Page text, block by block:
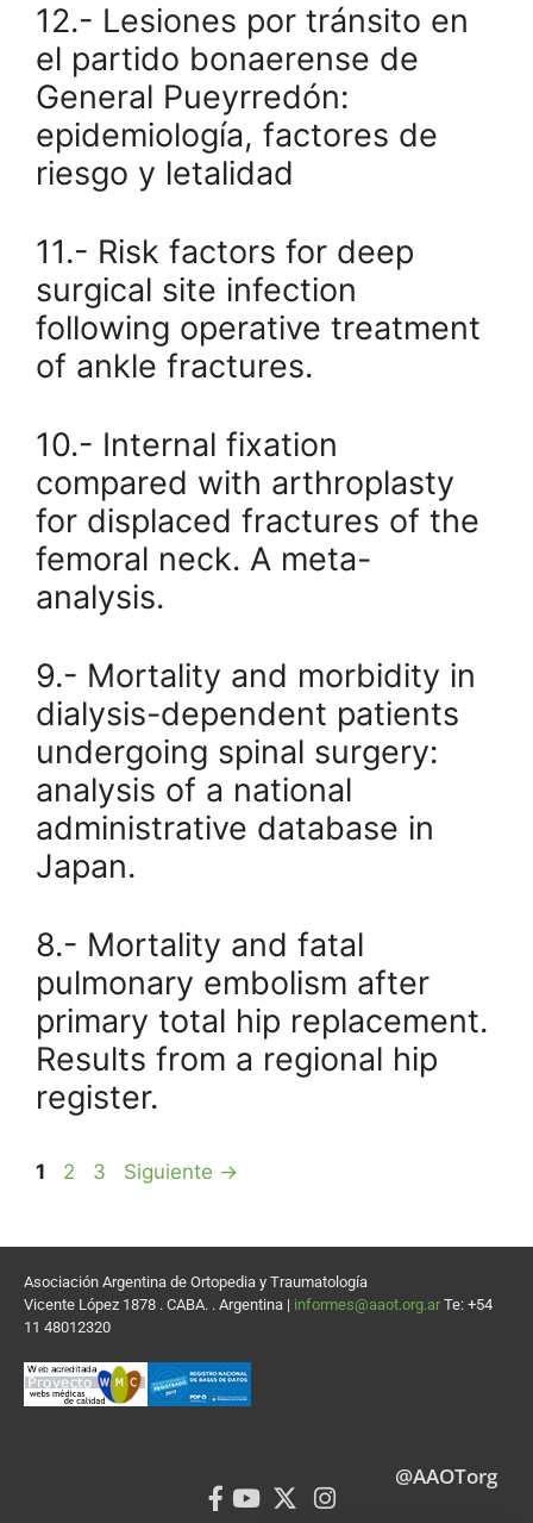
12.- Lesiones por tránsito en
el partido bonaerense de
General Pueyrredón:
epidemiología, factores de
riesgo y letalidad
11.- Risk factors for deep
surgical site infection
following operative treatment
of ankle fractures.
10.- Internal fixation
compared with arthroplasty
for displaced fractures of the
femoral neck. A meta-
analysis.
9.- Mortality and morbidity in
dialysis-dependent patients
undergoing spinal surgery:
analysis of a national
administrative database in
Japan.
8.- Mortality and fatal
pulmonary embolism after
primary total hip replacement.
Results from a regional hip
register.
1 2 3 Siguiente →
Asociación Argentina de Ortopedia y Traumatología
Vicente López 1878 . CABA. . Argentina | informes@aaot.org.ar Te: +54
11 48012320
@AAOTorg